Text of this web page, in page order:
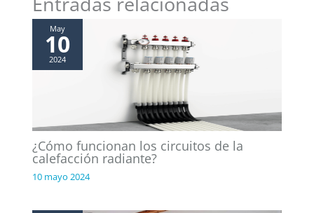
May
10
2024
¿Cómo funcionan los circuitos de la
calefacción radiante?
10 mayo 2024